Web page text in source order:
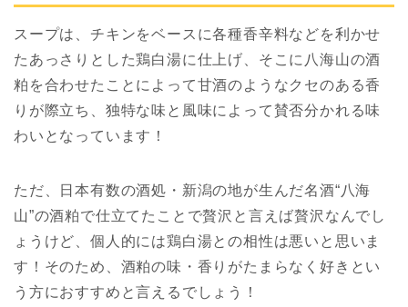
スープは、チキンをベースに各種香辛料などを利かせ
たあっさりとした鶏白湯に仕上げ、そこに八海山の酒
粕を合わせたことによって甘酒のようなクセのある香
りが際立ち、独特な味と風味によって賛否分かれる味
わいとなっています！
ただ、日本有数の酒処・新潟の地が生んだ名酒“八海
山”の酒粕で仕立てたことで贅沢と言えば贅沢なんでし
ょうけど、個人的には鶏白湯との相性は悪いと思いま
す！そのため、酒粕の味・香りがたまらなく好きとい
う方におすすめと言えるでしょう！